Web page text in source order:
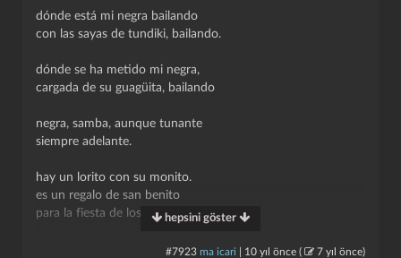
dónde está mi negra bailando
con las sayas de tundiki, bailando.
dónde se ha metido mi negra,
cargada de su guagüita, bailando
negra, samba, aunque tunante
siempre adelante.
hay un lorito con su monito.
es un regalo de san benito
para la fiesta de los negritos.
un viejo caña con su caballo,
hepsini göster
#7923 ma icari 10 yıl önce ( 7 yıl önce)